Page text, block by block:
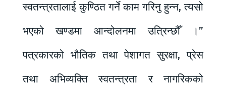
स्वतन्त्रतालाई कुण्ठित गर्ने काम गरिनु हुन्न, त्यसो
भएको खण्डमा आन्दोलनमा उत्रिन्छौँ ।”
पत्रकारको भौतिक तथा पेशागत सुरक्षा, प्रेस
तथा अभिव्यक्ति स्वतन्त्रता र नागरिकको